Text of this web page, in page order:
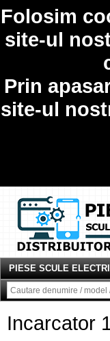
Folosim
site-ul
Prin
site-ul
PIESE SCULE
Incarcator